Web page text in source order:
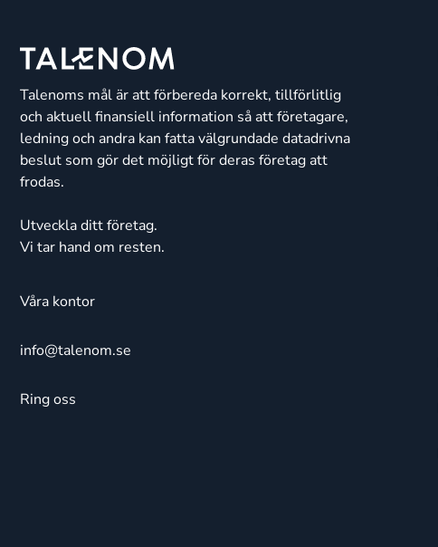
Talenoms mål är att förbereda korrekt, tillförlitlig
och aktuell finansiell information så att företagare,
ledning och andra kan fatta välgrundade datadrivna
beslut som gör det möjligt för deras företag att
frodas.
Utveckla ditt företag.
Vi tar hand om resten.
Våra kontor
info@talenom.se
Ring oss